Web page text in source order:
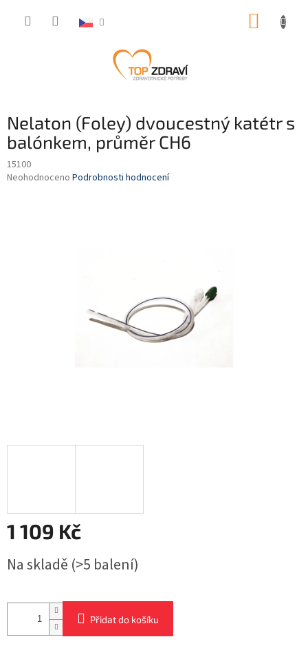
Nelaton (Foley) dvoucestný katétr s
balónkem, průměr CH6
15100
Průměrné
Neohodnoceno Podrobnosti hodnocení
1 109 Kč
cena:
Na skladě (>5 balení)
Přidat do košíku